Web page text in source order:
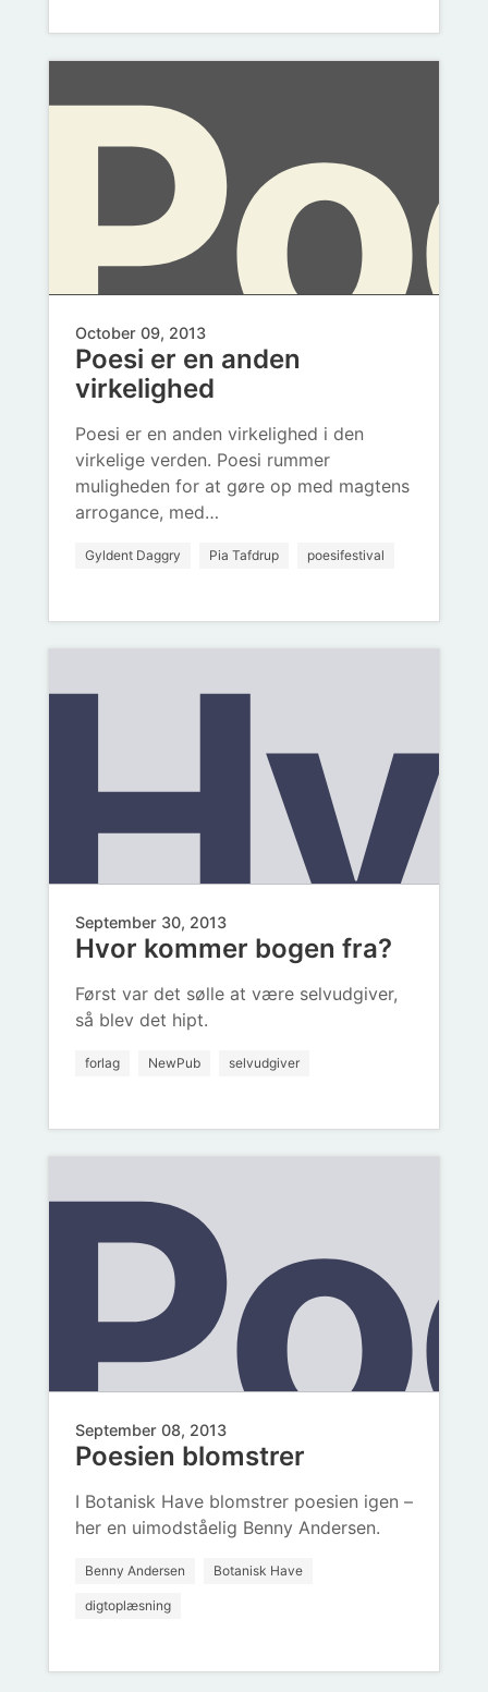
er
en
October 09, 2013
Poesi er en anden
virkelighed
Poesi er en anden virkelighed i den
virkelige verden. Poesi rummer
muligheden for at gøre op med magtens
arrogance, med…
Gyldent Daggry Pia Tafdrup poesifestival
September 30, 2013
Hvor kommer bogen fra?
Først var det sølle at være selvudgiver,
så blev det hipt.
forlag NewPub selvudgiver
September 08, 2013
Poesien blomstrer
I Botanisk Have blomstrer poesien igen –
her en uimodståelig Benny Andersen.
Benny Andersen Botanisk Have
digtoplæsning